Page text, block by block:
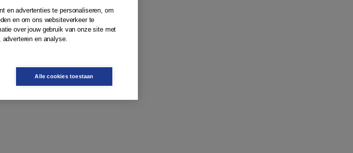
en advertenties te personaliseren, om
en om ons websiteverkeer te
over jouw gebruik van onze site met
en analyse.
Alle cookies toestaan